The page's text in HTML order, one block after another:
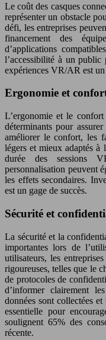
Le coût des casques
représenter un obstacle
défi, les entreprises
financement des
d’applications
l’accessibilité à un public
expériences VR/AR est
Ergonomie et
L’ergonomie et le confort
déterminants pour
améliorer le confort, les
légers et mieux adaptés
durée des sessions
personnalisation peuvent
les effets secondaires.
est un gage de succès.
Sécurité et
La sécurité et la
importantes lors de
utilisateurs, les
rigoureuses, telles que le
de protocoles de
d’informer clairement
données sont collectées
essentielle pour
soulignent 65% des
récente.